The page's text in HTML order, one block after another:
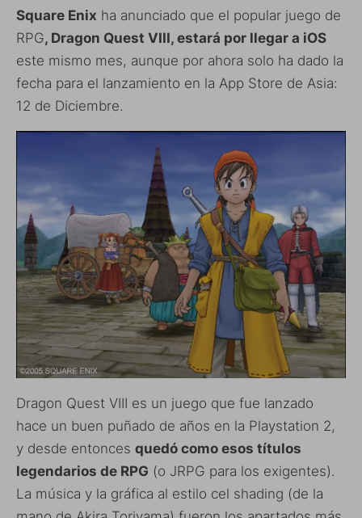
Square Enix ha anunciado que el popular juego de
RPG, Dragon Quest VIII, estará por llegar a iOS
este mismo mes, aunque por ahora solo ha dado la
fecha para el lanzamiento en la App Store de Asia:
12 de Diciembre.
Dragon Quest VIII es un juego que fue lanzado
hace un buen puñado de años en la Playstation 2,
y desde entonces quedó como esos títulos
legendarios de RPG (o JRPG para los exigentes).
La música y la gráfica al estilo cel shading (de la